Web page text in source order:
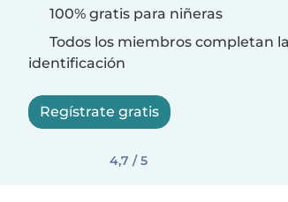
100% gratis para niñeras
Todos los miembros completan
identificación
Regístrate gratis
4,7 / 5